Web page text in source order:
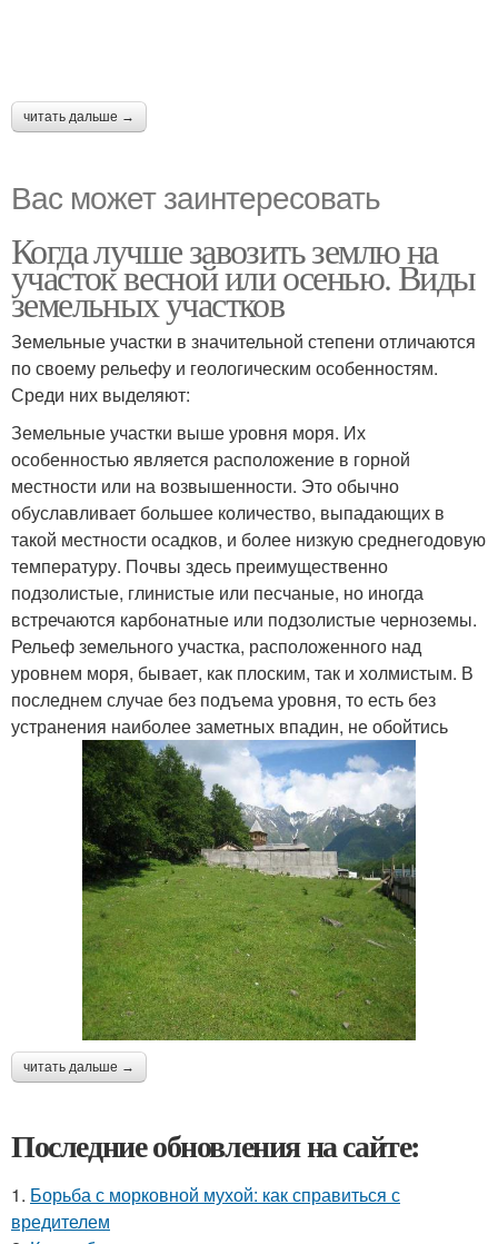
читать дальше →
Вас может заинтересовать
Когда лучше завозить землю на
участок весной или осенью. Виды
земельных участков
Земельные участки в значительной степени отличаются
по своему рельефу и геологическим особенностям.
Среди них выделяют:
Земельные участки выше уровня моря. Их
особенностью является расположение в горной
местности или на возвышенности. Это обычно
обуславливает большее количество, выпадающих в
такой местности осадков, и более низкую среднегодовую
температуру. Почвы здесь преимущественно
подзолистые, глинистые или песчаные, но иногда
встречаются карбонатные или подзолистые черноземы.
Рельеф земельного участка, расположенного над
уровнем моря, бывает, как плоским, так и холмистым. В
последнем случае без подъема уровня, то есть без
устранения наиболее заметных впадин, не обойтись
читать дальше →
Последние обновления на сайте:
1. Борьба с морковной мухой: как справиться с
вредителем